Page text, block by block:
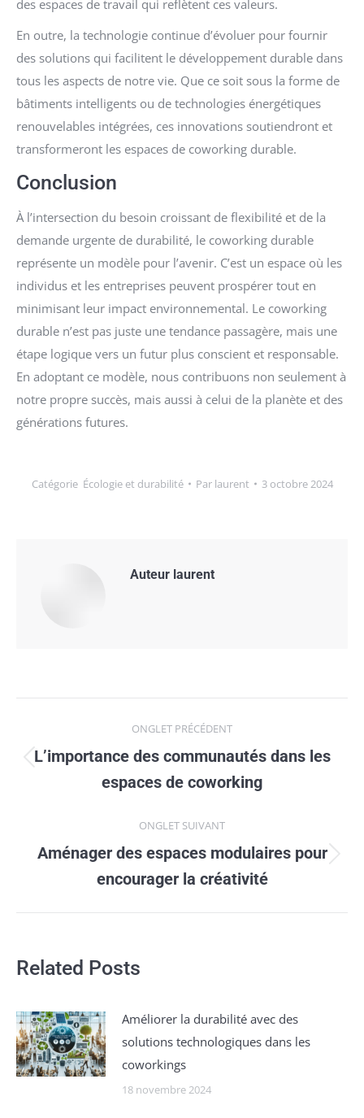
des espaces de travail qui reflètent ces valeurs.
En outre, la technologie continue d’évoluer pour fournir
des solutions qui facilitent le développement durable dans
tous les aspects de notre vie. Que ce soit sous la forme de
bâtiments intelligents ou de technologies énergétiques
renouvelables intégrées, ces innovations soutiendront et
transformeront les espaces de coworking durable.
Conclusion
À l’intersection du besoin croissant de flexibilité et de la
demande urgente de durabilité, le coworking durable
représente un modèle pour l’avenir. C’est un espace où les
individus et les entreprises peuvent prospérer tout en
minimisant leur impact environnemental. Le coworking
durable n’est pas juste une tendance passagère, mais une
étape logique vers un futur plus conscient et responsable.
En adoptant ce modèle, nous contribuons non seulement à
notre propre succès, mais aussi à celui de la planète et des
générations futures.
Catégorie Écologie et durabilité Par laurent 3 octobre 2024
Auteur laurent
de
commentaire
ONGLET PRÉCÉDENT
Onglet
précédent
L’importance des communautés dans les
espaces de coworking
ONGLET SUIVANT
Onglet
suivant
Aménager des espaces modulaires pour
encourager la créativité
Related Posts
Améliorer la durabilité avec des
solutions technologiques dans les
coworkings
18 novembre 2024